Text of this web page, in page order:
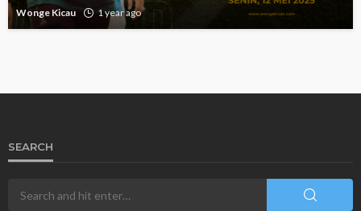
Wonge Kicau 1 year ago
SEARCH